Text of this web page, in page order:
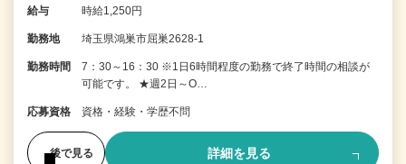
給与 時給1,250円
勤務地 埼玉県鴻巣市屈巣2628-1
勤務時間
7：30～16：30 ※1日6時間程度の勤務で終了時間の相談が
可能です。 ★週2日～O…
応募資格 資格・経験・学歴不問
後で見る 詳細を見る